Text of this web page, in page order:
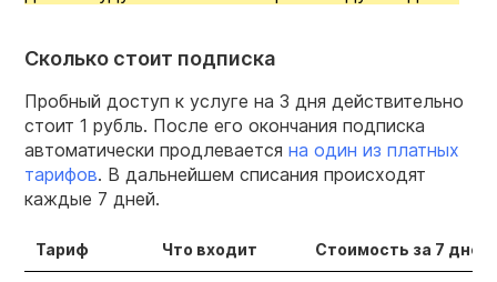
Сколько стоит подписка
Пробный доступ к услуге на 3 дня действительно
стоит 1 рубль. После его окончания подписка
автоматически продлевается на один из платных
тарифов. В дальнейшем списания происходят
каждые 7 дней.
Тариф Что входит Стоимость за 7 дней